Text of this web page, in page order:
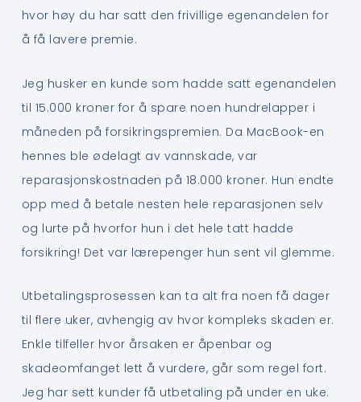
hvor høy du har satt den frivillige egenandelen for
å få lavere premie.
Jeg husker en kunde som hadde satt egenandelen
til 15.000 kroner for å spare noen hundrelapper i
måneden på forsikringspremien. Da MacBook-en
hennes ble ødelagt av vannskade, var
reparasjonskostnaden på 18.000 kroner. Hun endte
opp med å betale nesten hele reparasjonen selv
og lurte på hvorfor hun i det hele tatt hadde
forsikring! Det var lærepenger hun sent vil glemme.
Utbetalingsprosessen kan ta alt fra noen få dager
til flere uker, avhengig av hvor kompleks skaden er.
Enkle tilfeller hvor årsaken er åpenbar og
skadeomfanget lett å vurdere, går som regel fort.
Jeg har sett kunder få utbetaling på under en uke.